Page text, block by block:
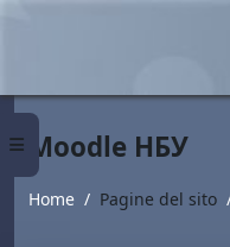
Pannello laterale
Moodle НБУ
Home Pagine del sito